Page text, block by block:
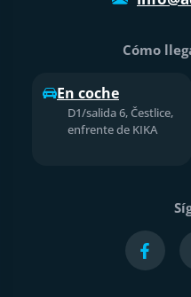
Cómo
En coche
D1/salida 6, Čestlice,
enfrente de KIKA